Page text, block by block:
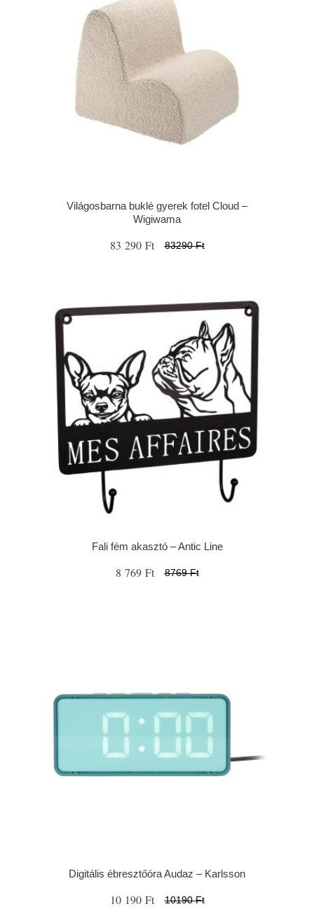
Világosbarna buklé gyerek fotel Cloud –
Wigiwama
83 290 Ft 83290 Ft
Fali fém akasztó – Antic Line
8 769 Ft 8769 Ft
Digitális ébresztőóra Audaz – Karlsson
10 190 Ft 10190 Ft